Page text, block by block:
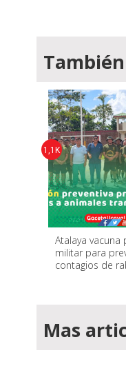
Atalaya vacuna
militar para
contagios de
1,1K
Mas